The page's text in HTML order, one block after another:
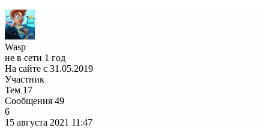
Wasp
не в сети 1 год
На сайте с 31.05.2019
Участник
Тем 17
Сообщения 49
6
15 августа 2021 11:47